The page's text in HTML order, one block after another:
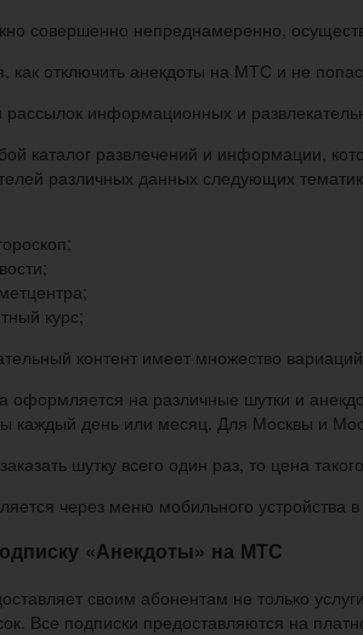
совершенно непреднамеренно,
как отключить анекдоты на МТС и не
рассылок информационных и
каталог развлечений и информации,
различных данных следующих
курс;
контент имеет множество
оформляется на различные шутки и
каждый день или месяц. Для Москвы и
шутку всего один раз, то цена
через меню мобильного устройства
«Анекдоты» на МТС
своим абонентам не только
Все подписки предоставляются на